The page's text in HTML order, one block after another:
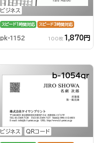
ビジネス
スピード1時間対応 スピード3時間対応
pk-1152 100枚 1,870円
ビジネス QRコード
b-1054qr